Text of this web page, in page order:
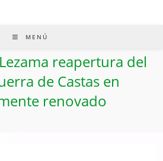
MENÚ
reapertura del
de Castas en
renovado